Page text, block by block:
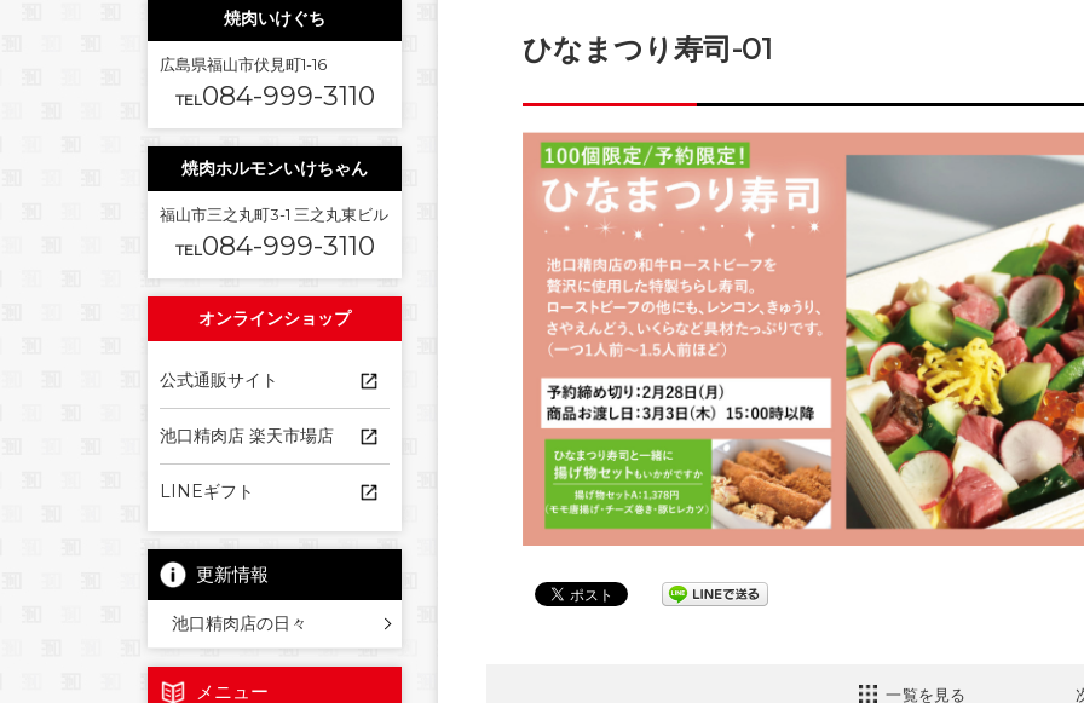
ひなまつり寿司-01
一覧を見る
焼肉いけぐち
広島県福山市伏見町1-16
TEL084-999-3110
焼肉ホルモンいけちゃん
福山市三之丸町3-1 三之丸東ビル
TEL084-999-3110
オンラインショップ
公式通販サイト
池口精肉店 楽天市場店
LINEギフト
更新情報
池口精肉店の日々
メニュー